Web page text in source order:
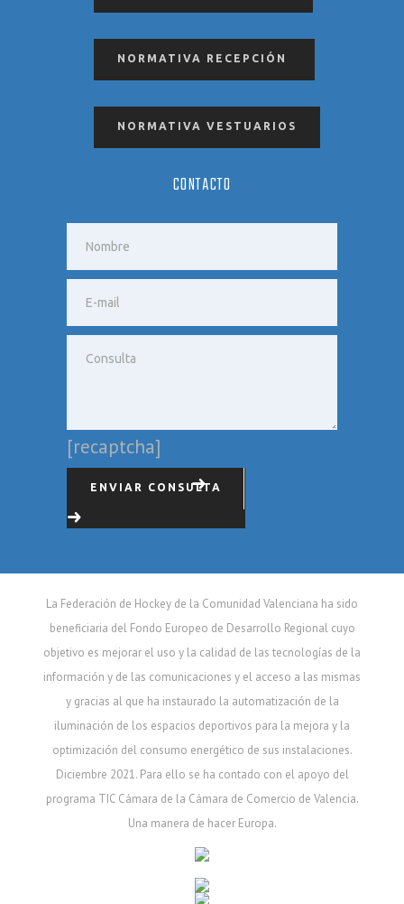
NORMATIVA RECEPCIÓN
NORMATIVA VESTUARIOS
CONTACTO
[recaptcha]
ENVIAR CONSULTA
La Federación de Hockey de la Comunidad Valenciana ha sido
beneficiaria del Fondo Europeo de Desarrollo Regional cuyo
objetivo es mejorar el uso y la calidad de las tecnologías de la
información y de las comunicaciones y el acceso a las mismas
y gracias al que ha instaurado la automatización de la
iluminación de los espacios deportivos para la mejora y la
optimización del consumo energético de sus instalaciones.
Diciembre 2021. Para ello se ha contado con el apoyo del
programa TIC Cámara de la Cámara de Comercio de Valencia.
Una manera de hacer Europa.